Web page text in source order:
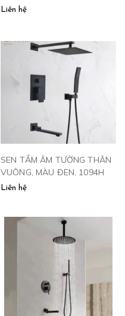
Liên hệ
SEN TẮM ÂM TƯỜNG THÂN
VUÔNG, MÀU ĐEN, 1094H
Liên hệ